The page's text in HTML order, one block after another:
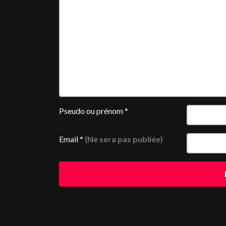
Pseudo ou prénom*
Email* (Ne sera pas publiée)